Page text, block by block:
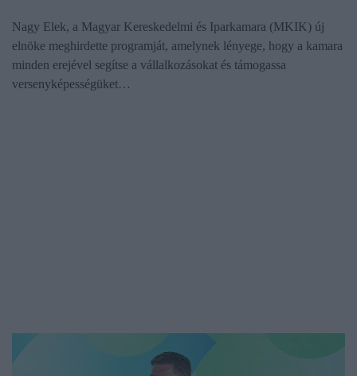
Nagy Elek, a Magyar Kereskedelmi és Iparkamara (MKIK) új
elnöke meghirdette programját, amelynek lényege, hogy a kamara
minden erejével segítse a vállalkozásokat és támogassa
versenyképességüket…